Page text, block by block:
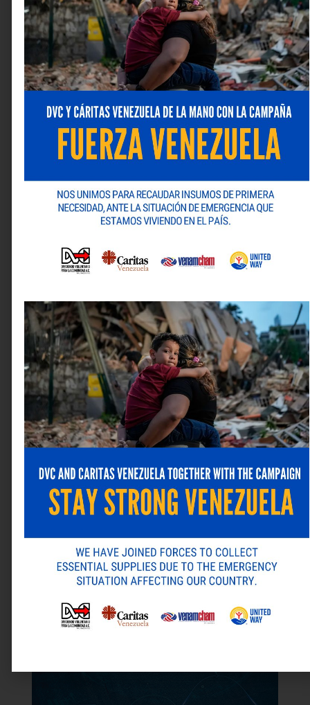
Deja una respuesta
Tu dirección de correo electrónico no será publicada.
Los campos obligatorios están marcados con*
Comentario*
Correo electrónico*
Web
Guarda mi nombre, correo electrónico y web en este
navegador para la próxima vez que comente.
Alternative:
ANTERIOR
FARO FARMACÉUTICO: La producción local aporta 84,93% del crecimiento del mercado farmacéutico venezolano de enero a julio
SIGUIENTE
Convocatoria: 6ta. Edición del Anuario Venezolano de Arbitraje Nacional e Internacional
Última revista